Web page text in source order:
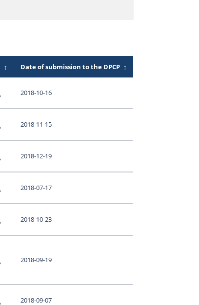
↕ Date of submission to the DPCP ↕
2018-10-16
2018-11-15
2018-12-19
2018-07-17
2018-10-23
2018-09-19
2018-09-07